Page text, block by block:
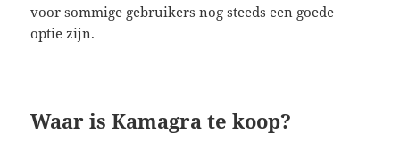
voor sommige gebruikers nog steeds een goede
optie zijn.
Waar is Kamagra te koop?